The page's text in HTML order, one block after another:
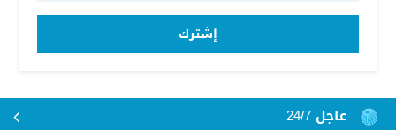
إشترك
عاجل 24/7